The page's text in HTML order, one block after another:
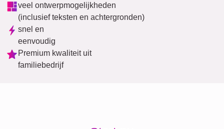
veel ontwerpmogelijkheden
(inclusief teksten en achtergronden)
snel en
eenvoudig
Premium kwaliteit uit
familiebedrijf